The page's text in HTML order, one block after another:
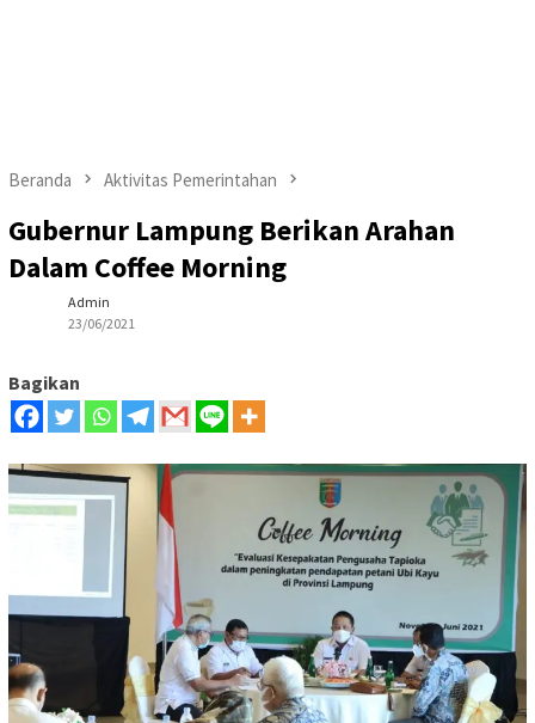
Beranda Aktivitas Pemerintahan
Gubernur Lampung Berikan Arahan
Dalam Coffee Morning
Admin
23/06/2021
Bagikan